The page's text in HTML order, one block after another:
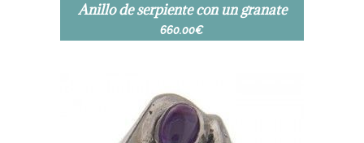
Anillo de serpiente con un granate
660.00€